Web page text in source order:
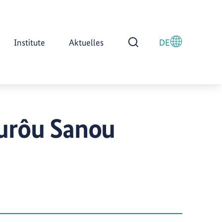
Institute Aktuelles
Suche öffnen
DE
Sanou